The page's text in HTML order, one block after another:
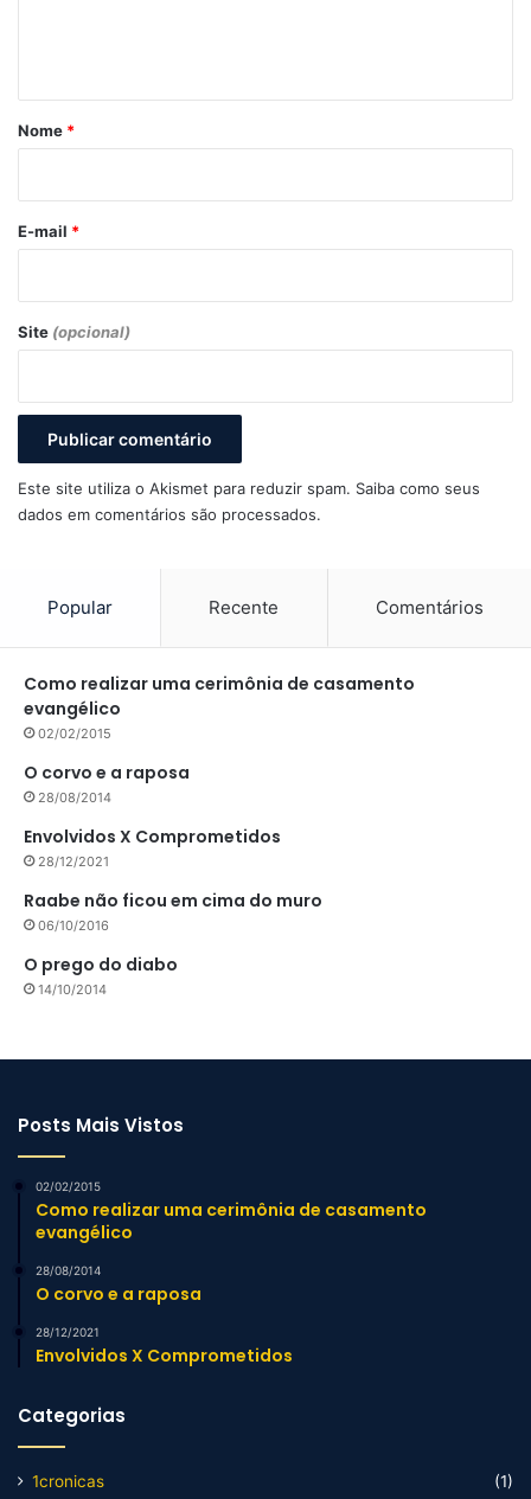
r
*
Nome *
E-mail *
Site (opcional)
Este site utiliza o Akismet para reduzir spam. Saiba como seus
dados em comentários são processados.
Popular Recente Comentários
Como realizar uma cerimônia de casamento
evangélico
02/02/2015
O corvo e a raposa
28/08/2014
Envolvidos X Comprometidos
28/12/2021
Raabe não ficou em cima do muro
06/10/2016
O prego do diabo
14/10/2014
Posts Mais Vistos
02/02/2015
Como realizar uma cerimônia de casamento
evangélico
28/08/2014
O corvo e a raposa
28/12/2021
Envolvidos X Comprometidos
Categorias
1cronicas
(1)